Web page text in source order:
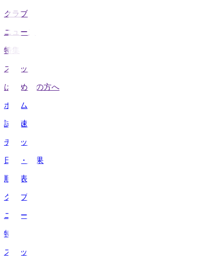
クラブ
ニュース
特集
スタッツ
はじめての方へ
ホーム
試合速報
チケット
日程・結果
順位表
クラブ
ニュース
特集
スタッツ